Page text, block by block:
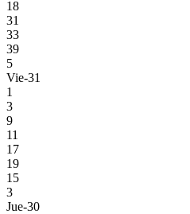
18
31
33
39
5
Vie-31
1
3
9
11
17
19
15
3
Jue-30